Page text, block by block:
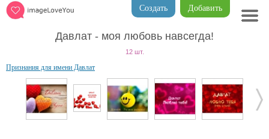
Добавить
Создать
Давлат - моя любовь навсегда!
12 шт.
Признания для имени Давлат